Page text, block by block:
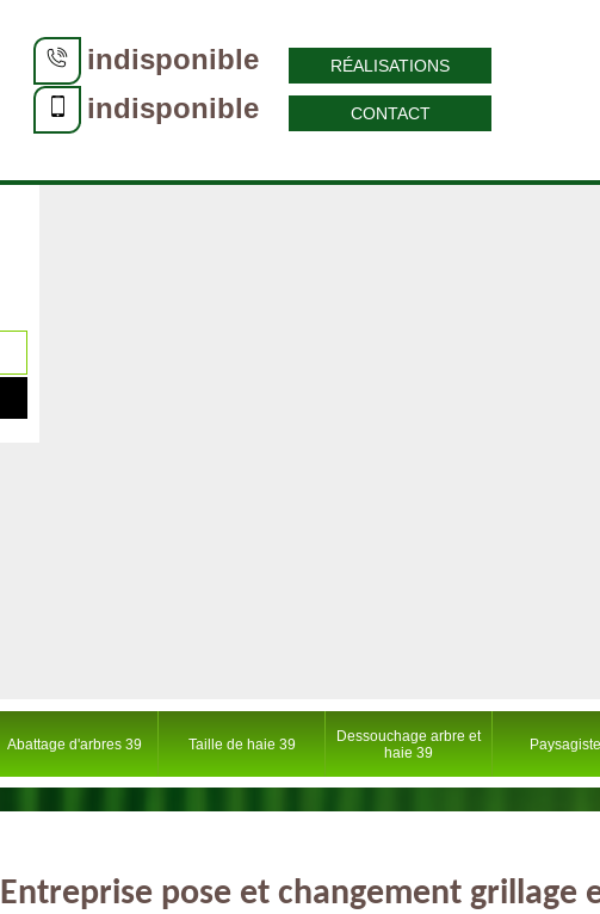
indisponible
indisponible
RÉALISATIONS
CONTACT
Abattage d'arbres 39 Taille de haie 39
Dessouchage arbre et
haie 39
Entreprise pose et changement grillage